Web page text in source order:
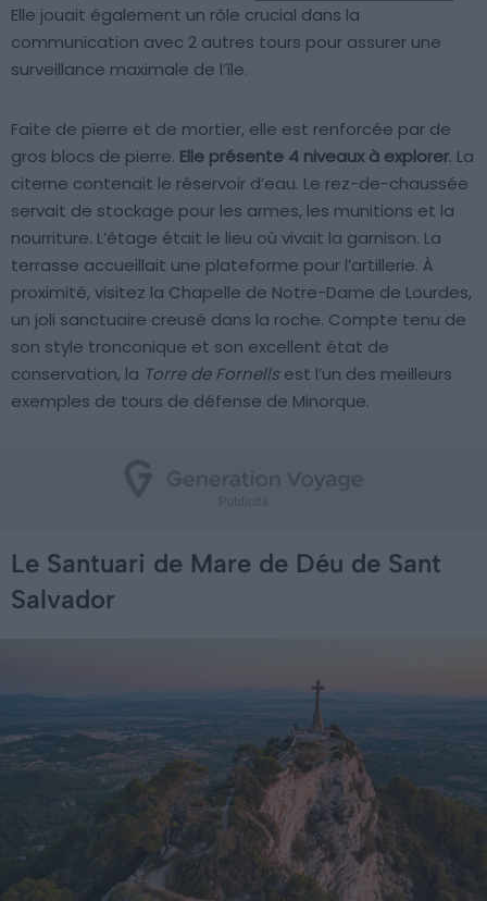
Elle jouait également un rôle crucial dans la
communication avec 2 autres tours pour assurer une
surveillance maximale de l’île.
Faite de pierre et de mortier, elle est renforcée par de
gros blocs de pierre. Elle présente 4 niveaux à explorer. La
citerne contenait le réservoir d’eau. Le rez-de-chaussée
servait de stockage pour les armes, les munitions et la
nourriture. L’étage était le lieu où vivait la garnison. La
terrasse accueillait une plateforme pour l’artillerie. À
proximité, visitez la Chapelle de Notre-Dame de Lourdes,
un joli sanctuaire creusé dans la roche. Compte tenu de
son style tronconique et son excellent état de
conservation, la Torre de Fornells est l’un des meilleurs
exemples de tours de défense de Minorque.
Le Santuari de Mare de Déu de Sant
Salvador